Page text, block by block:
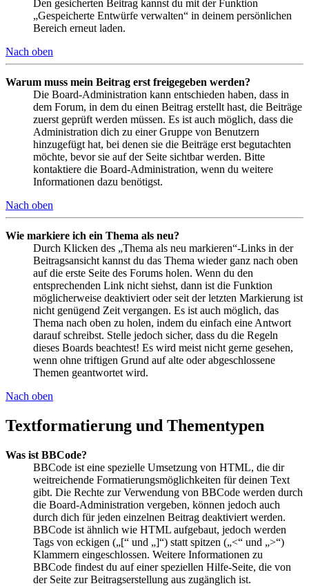
Den gesicherten Beitrag kannst du mit der Funktion
„Gespeicherte Entwürfe verwalten“ in deinem persönlichen
Bereich erneut laden.
Nach oben
Warum muss mein Beitrag erst freigegeben werden?
Die Board-Administration kann entschieden haben, dass in
dem Forum, in dem du einen Beitrag erstellt hast, die Beiträge
zuerst geprüft werden müssen. Es ist auch möglich, dass die
Administration dich zu einer Gruppe von Benutzern
hinzugefügt hat, bei denen sie die Beiträge erst begutachten
möchte, bevor sie auf der Seite sichtbar werden. Bitte
kontaktiere die Board-Administration, wenn du weitere
Informationen dazu benötigst.
Nach oben
Wie markiere ich ein Thema als neu?
Durch Klicken des „Thema als neu markieren“-Links in der
Beitragsansicht kannst du das Thema wieder ganz nach oben
auf die erste Seite des Forums holen. Wenn du den
entsprechenden Link nicht siehst, dann ist die Funktion
möglicherweise deaktiviert oder seit der letzten Markierung ist
nicht genügend Zeit vergangen. Es ist auch möglich, das
Thema nach oben zu holen, indem du einfach eine Antwort
darauf schreibst. Stelle jedoch sicher, dass du die Regeln
dieses Boards beachtest! Es wird meist nicht gerne gesehen,
wenn ohne triftigen Grund auf alte oder abgeschlossene
Themen geantwortet wird.
Nach oben
Textformatierung und Thementypen
Was ist BBCode?
BBCode ist eine spezielle Umsetzung von HTML, die dir
weitreichende Formatierungsmöglichkeiten für deinen Text
gibt. Die Rechte zur Verwendung von BBCode werden durch
die Board-Administration vergeben, können jedoch auch
durch dich für jeden einzelnen Beitrag deaktiviert werden.
BBCode ist ähnlich wie HTML aufgebaut, jedoch werden
Tags von eckigen („[“ und „]“) statt spitzen („<“ und „>“)
Klammern eingeschlossen. Weitere Informationen zu
BBCode findest du auf einer speziellen Hilfe-Seite, die von
der Seite zur Beitragserstellung aus zugänglich ist.